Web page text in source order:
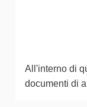
All'interno di
documenti di